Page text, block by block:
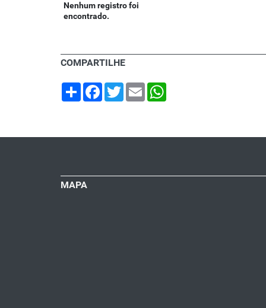
Nenhum registro foi
encontrado.
COMPARTILHE
Share Facebook
TwitterEmail
MAPA